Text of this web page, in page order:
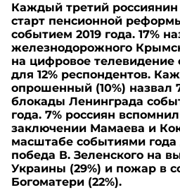
Каждый третий россиянин
старт пенсионной
событием 2019 года. 17%
железнодорожного
на цифровое телевидение
для 12% респондентов.
опрошенный (10%) назвал
блокады Ленинграда
года. 7% россиян
заключении Мамаева и
масштабе событиями года
победа В. Зеленского на
Украины (29%) и пожар в
Богоматери (22%).